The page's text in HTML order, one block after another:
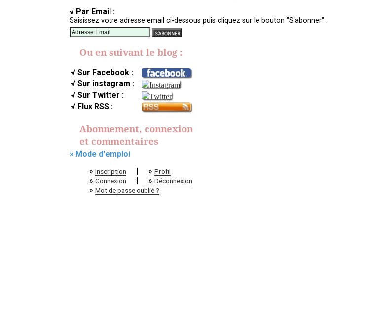
√ Par Email :
Saisissez votre adresse email ci-dessous puis cliquez sur le bouton "S'abonner" :
Ou en suivant le blog :
√ Sur Facebook :
√ Sur instagram :
√ Sur Twitter :
√ Flux RSS :
Abonnement, connexion
et commentaires
» Mode d'emploi
» Inscription » Profil
» Connexion » Déconnexion
» Mot de passe oublié ?